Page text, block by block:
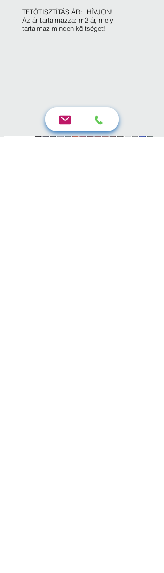
TETŐTISZTÍTÁS ÁR: HÍVJON!
Az ár tartalmazza: m2 ár, mely
tartalmaz minden költséget!